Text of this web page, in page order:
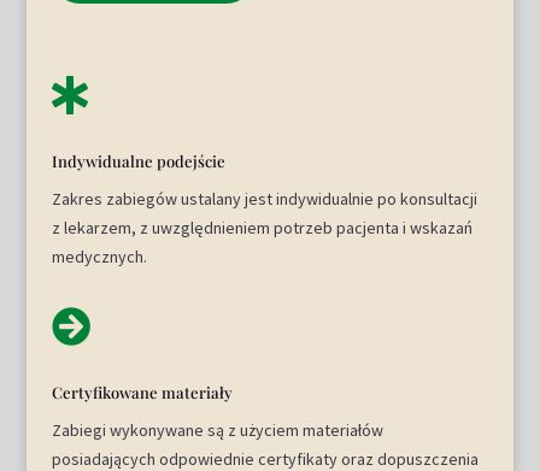

Indywidualne podejście
Zakres zabiegów ustalany jest indywidualnie po konsultacji
z lekarzem, z uwzględnieniem potrzeb pacjenta i wskazań
medycznych.

Certyfikowane materiały
Zabiegi wykonywane są z użyciem materiałów
posiadających odpowiednie certyfikaty oraz dopuszczenia